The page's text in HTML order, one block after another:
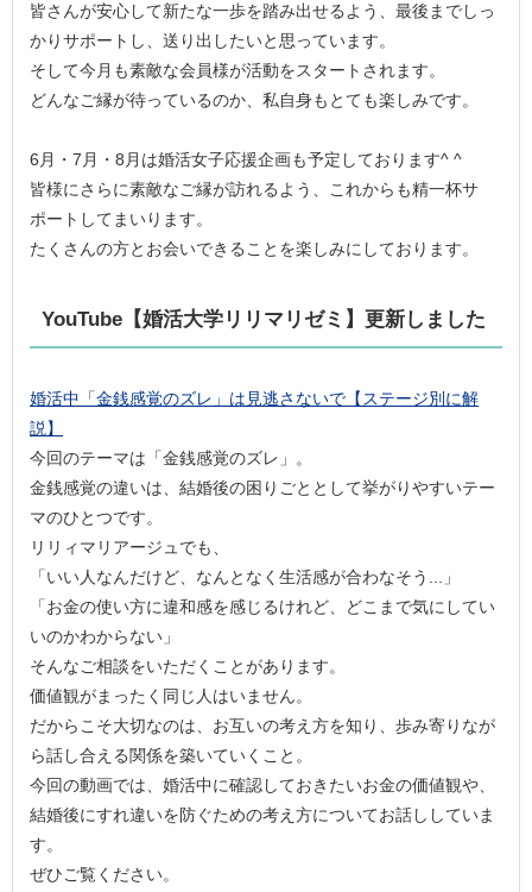
皆さんが安心して新たな一歩を踏み出せるよう、最後までしっ
かりサポートし、送り出したいと思っています。
そして今月も素敵な会員様が活動をスタートされます。
どんなご縁が待っているのか、私自身もとても楽しみです。
6月・7月・8月は婚活女子応援企画も予定しております^ ^
皆様にさらに素敵なご縁が訪れるよう、これからも精一杯サ
ポートしてまいります。
たくさんの方とお会いできることを楽しみにしております。
YouTube【婚活大学リリマリゼミ】更新しました
婚活中「金銭感覚のズレ」は見逃さないで【ステージ別に解
説】
今回のテーマは「金銭感覚のズレ」。
金銭感覚の違いは、結婚後の困りごととして挙がりやすいテー
マのひとつです。
リリィマリアージュでも、
「いい人なんだけど、なんとなく生活感が合わなそう...」
「お金の使い方に違和感を感じるけれど、どこまで気にしてい
いのかわからない」
そんなご相談をいただくことがあります。
価値観がまったく同じ人はいません。
だからこそ大切なのは、お互いの考え方を知り、歩み寄りなが
ら話し合える関係を築いていくこと。
今回の動画では、婚活中に確認しておきたいお金の価値観や、
結婚後にすれ違いを防ぐための考え方についてお話ししていま
す。
ぜひご覧ください。